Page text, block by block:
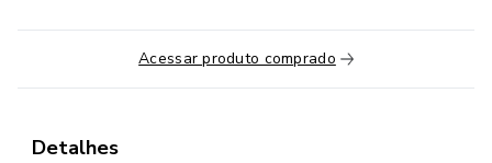
✅ Sem necessidade de materiais extras — utilize apenas o
ambiente aquático.
conforme a turma.
Acessar produto comprado
Detalhes